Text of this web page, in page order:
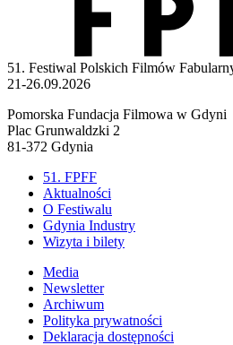
51. Festiwal Polskich Filmów
21-26.09.2026
Pomorska Fundacja Filmowa w Gdyni
Plac Grunwaldzki 2
81-372 Gdynia
51. FPFF
Aktualności
O Festiwalu
Gdynia Industry
Wizyta i bilety
Media
Newsletter
Archiwum
Polityka prywatności
Deklaracja dostępności